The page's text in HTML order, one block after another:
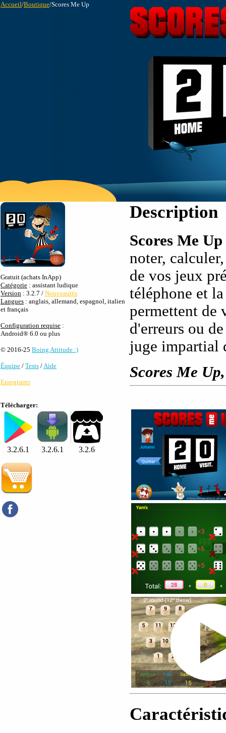
Accueil/Boutique/Scores Me Up
Gratuit (achats InApp)
Catégorie : assistant ludique
Version : 3.2.7 / Nouveautés
Langues : anglais, allemand, espagnol, italien
et français
Configuration requise :
Android® 6.0 ou plus
© 2016-25 Boing Attitude :)
Équipe / Tests /Aide
Enregistrer
Télécharger:
3.2.6.1 3.2.6.1 3.2.6
Description
Scores Me Up
noter,
de vos jeux
téléphone et
permettent de
d'erreurs ou
juge impartial
Scores Me